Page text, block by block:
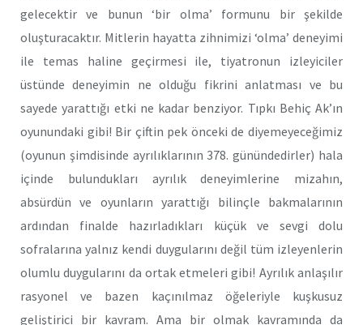
gelecektir ve bunun ‘bir olma’ formunu bir şekilde
oluşturacaktır. Mitlerin hayatta zihnimizi ‘olma’ deneyimi
ile temas haline geçirmesi ile, tiyatronun izleyiciler
üstünde deneyimin ne olduğu fikrini anlatması ve bu
sayede yarattığı etki ne kadar benziyor. Tıpkı Behiç Ak’ın
oyunundaki gibi! Bir çiftin pek önceki de diyemeyeceğimiz
(oyunun şimdisinde ayrılıklarının 378. günündedirler) hala
içinde bulundukları ayrılık deneyimlerine mizahın,
absürdün ve oyunların yarattığı bilinçle bakmalarının
ardından finalde hazırladıkları küçük ve sevgi dolu
sofralarına yalnız kendi duygularını değil tüm izleyenlerin
olumlu duygularını da ortak etmeleri gibi! Ayrılık anlaşılır
rasyonel ve bazen kaçınılmaz öğeleriyle kuşkusuz
geliştirici bir kavram. Ama bir olmak kavramında da